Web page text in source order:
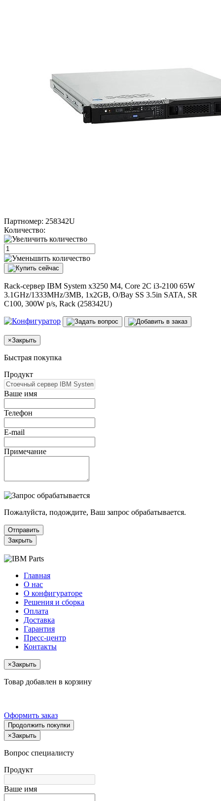
Партномер: 258342U
Количество:
Rack-сервер IBM System x3250 M4, Core 2C i3-2100 65W
3.1GHz/1333MHz/3MB, 1x2GB, O/Bay SS 3.5in SATA, SR
C100, 300W p/s, Rack (258342U)
×Закрыть
Быстрая покупка
Продукт
Ваше имя
Телефон
E-mail
Примечание
Пожалуйста, подождите, Ваш запрос обрабатывается.
Отправить
Закрыть
Главная
О нас
О конфигураторе
Решения и сборка
Оплата
Доставка
Гарантия
Пресс-центр
Контакты
×Закрыть
Товар добавлен в корзину
Оформить заказ
Продолжить покупки
×Закрыть
Вопрос специалисту
Продукт
Ваше имя